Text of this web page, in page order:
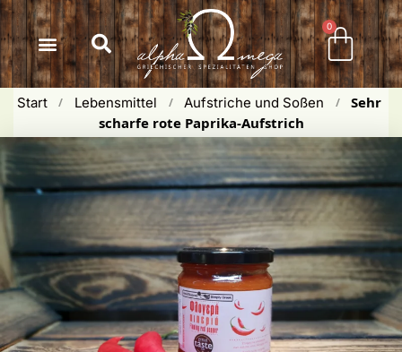
springen
0
Start / Lebensmittel / Aufstriche und Soßen /
Sehr
scharfe rote Paprika-Aufstrich